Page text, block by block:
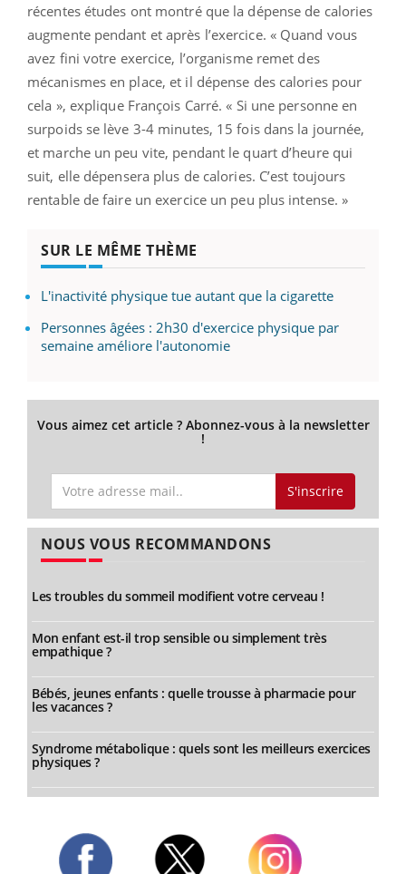
récentes études ont montré que la dépense de calories
augmente pendant et après l’exercice. « Quand vous
avez fini votre exercice, l’organisme remet des
mécanismes en place, et il dépense des calories pour
cela », explique François Carré. « Si une personne en
surpoids se lève 3-4 minutes, 15 fois dans la journée,
et marche un peu vite, pendant le quart d’heure qui
suit, elle dépensera plus de calories. C’est toujours
rentable de faire un exercice un peu plus intense. »
SUR LE MÊME THÈME
L'inactivité physique tue autant que la cigarette
Personnes âgées : 2h30 d'exercice physique par
semaine améliore l'autonomie
Vous aimez cet article ? Abonnez-vous à la newsletter
!
S'inscrire
NOUS VOUS RECOMMANDONS
Les troubles du sommeil modifient votre cerveau !
Mon enfant est-il trop sensible ou simplement très
empathique ?
Bébés, jeunes enfants : quelle trousse à pharmacie pour
les vacances ?
Syndrome métabolique : quels sont les meilleurs exercices
physiques ?